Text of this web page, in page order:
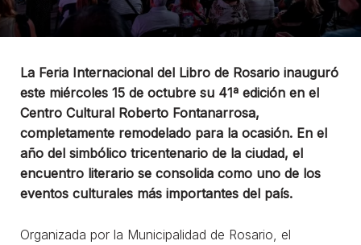
La Feria Internacional del Libro de Rosario inauguró
este miércoles 15 de octubre su 41ª edición en el
Centro Cultural Roberto Fontanarrosa,
completamente remodelado para la ocasión. En el
año del simbólico tricentenario de la ciudad, el
encuentro literario se consolida como uno de los
eventos culturales más importantes del país.
Organizada por la Municipalidad de Rosario, el